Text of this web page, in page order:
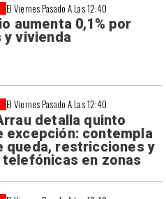
El Viernes Pasado A Las 12:40
aumenta 0,1% por
y vivienda
El Viernes Pasado A Las 12:40
detalla quinto
excepción: contempla
queda, restricciones y
en zonas